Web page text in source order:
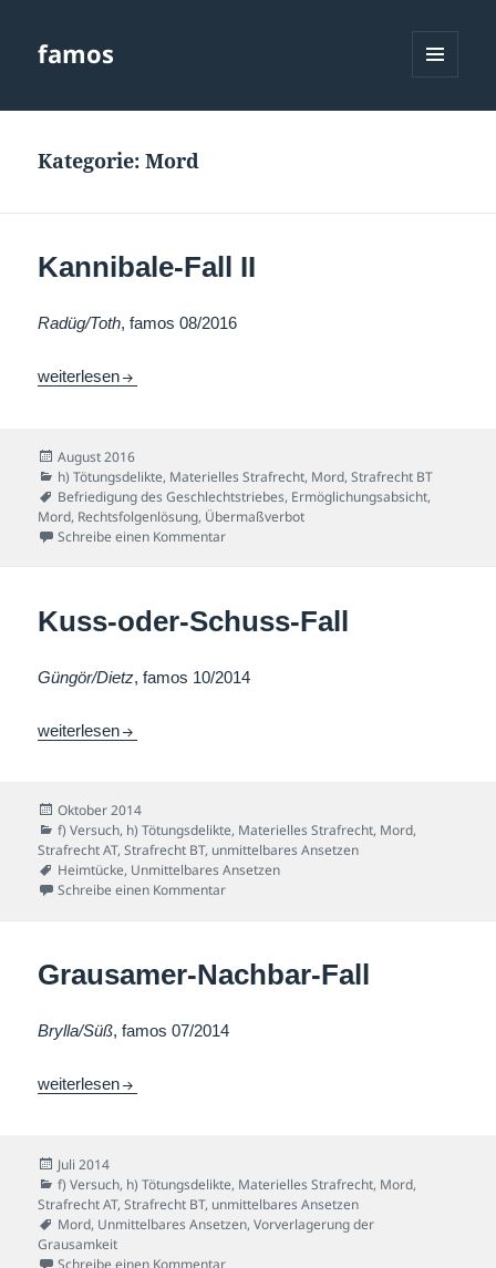
famos
Kategorie:Mord
Kannibale-Fall II
Radüg/Toth, famos 08/2016
Kannibale-Fall II
weiterlesen
Veröffentlicht
am
August 2016
Kategorien
h) Tötungsdelikte, Materielles Strafrecht, Mord,Strafrecht BT
Schlagwörter
Befriedigung des Geschlechtstriebes, Ermöglichungsabsicht,
Mord, Rechtsfolgenlösung, Übermaßverbot
Schreibe einen Kommentarzu Kannibale-Fall II
Kuss-oder-Schuss-Fall
Güngör/Dietz, famos 10/2014
Kuss-oder-Schuss-Fall
weiterlesen
Veröffentlicht
am
Oktober 2014
Kategorien
f) Versuch, h) Tötungsdelikte, Materielles Strafrecht, Mord,
Strafrecht AT,Strafrecht BT, unmittelbares Ansetzen
Schlagwörter
Heimtücke, Unmittelbares Ansetzen
Schreibe einen Kommentarzu Kuss-oder-Schuss-Fall
Grausamer-Nachbar-Fall
Brylla/Süß, famos 07/2014
Grausamer-Nachbar-Fall
weiterlesen
Veröffentlicht
am
Juli 2014
Kategorien
f) Versuch, h) Tötungsdelikte, Materielles Strafrecht, Mord,
Strafrecht AT,Strafrecht BT, unmittelbares Ansetzen
Schlagwörter
Mord, Unmittelbares Ansetzen,Vorverlagerung der
Grausamkeit
Schreibe einen Kommentarzu Grausamer-Nachbar-Fall